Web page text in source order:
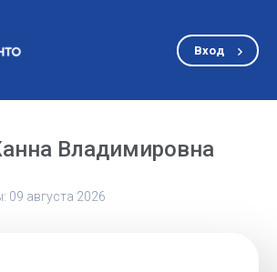
Вход
Владимировна
09 августа 2026